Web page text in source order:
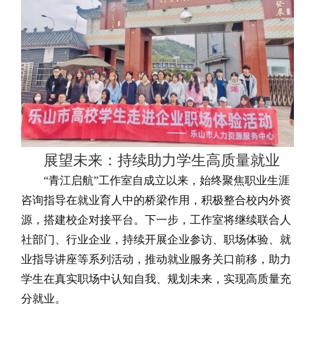
展望未来：持续助力学生高质量就业
“青江启航”工作室自成立以来，始终聚焦职业生涯
咨询指导在就业育人中的桥梁作用，积极整合校内外资
源，搭建校企对接平台。下一步，工作室将继续联合人
社部门、行业企业，持续开展企业参访、职场体验、就
业指导讲座等系列活动，推动就业服务关口前移，助力
学生在真实职场中认知自我、规划未来，实现高质量充
分就业。